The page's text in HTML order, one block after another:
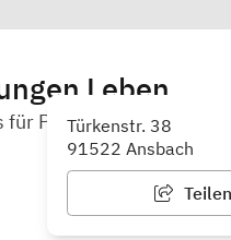
Leben
für Psychotherapie und
Türkenstr. 38
91522 Ansbach
Teilen